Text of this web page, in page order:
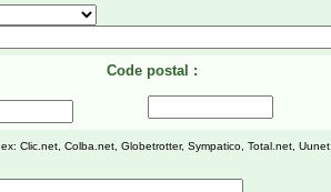
Code postal :
ex: Clic.net, Colba.net, Globetrotter, Sympatico, Total.net, Uunet,